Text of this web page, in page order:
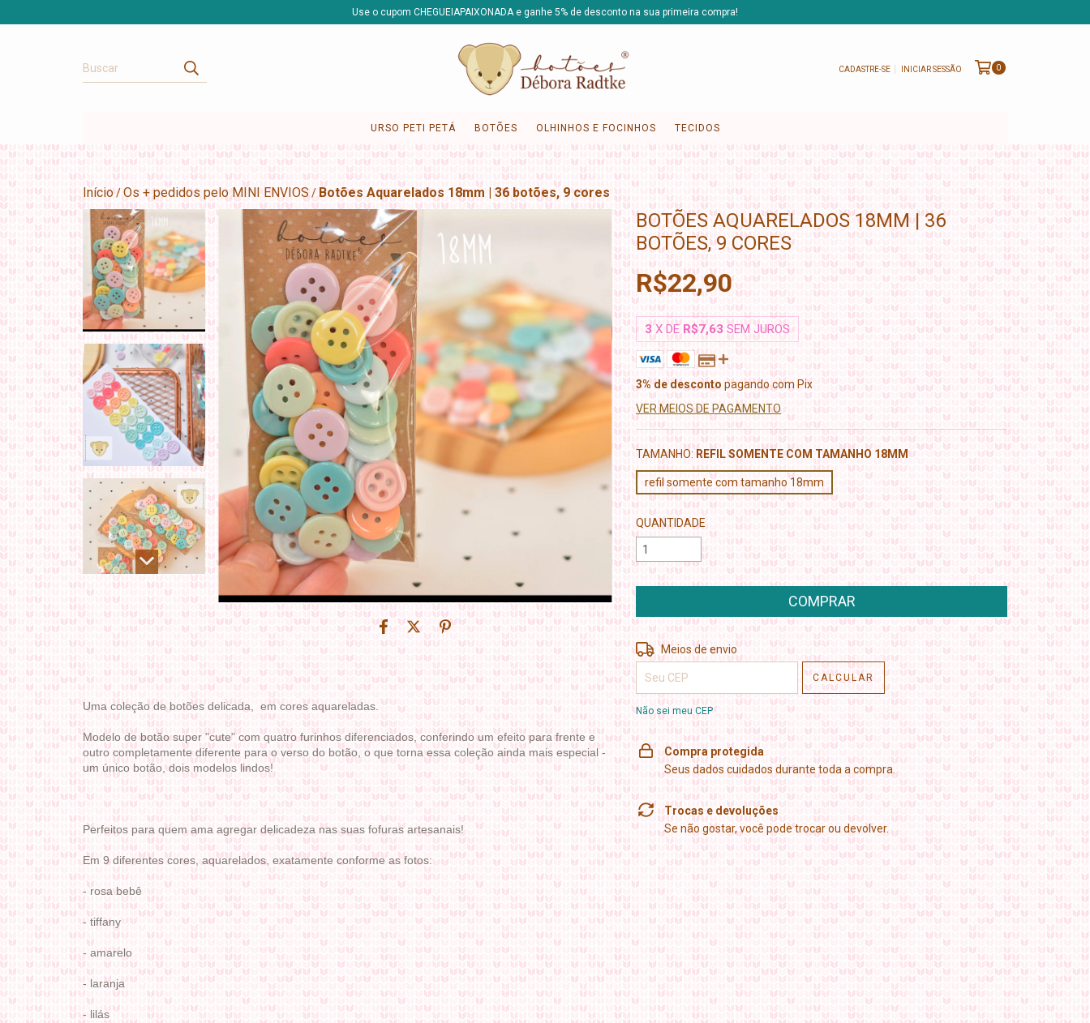
Use o cupom CHEGUEIAPAIXONADA e ganhe 5% de desconto na sua primeira compra!
CADASTRE-SE INICIAR SESSÃO 0
URSO PETI PETÁ BOTÕES OLHINHOS E FOCINHOS TECIDOS
Início/Os + pedidos pelo MINI ENVIOS/ Botões Aquarelados 18mm | 36 botões, 9 cores
Uma coleção de botões delicada, em cores aquareladas.
Modelo de botão super "cute" com quatro furinhos diferenciados, conferindo um efeito para frente e
outro completamente diferente para o verso do botão, o que torna essa coleção ainda mais especial -
um único botão, dois modelos lindos!
Perfeitos para quem ama agregar delicadeza nas suas fofuras artesanais!
Em 9 diferentes cores, aquarelados, exatamente conforme as fotos:
- rosa bebê
- tiffany
- amarelo
- laranja
- lilás
BOTÕES AQUARELADOS 18MM | 36
BOTÕES, 9 CORES
R$22,90
3 X DER$7,63 SEM JUROS
3% de desconto pagando com Pix
VER MEIOS DE PAGAMENTO
TAMANHO: REFIL SOMENTE COM TAMANHO 18MM
refil somente com tamanho 18mm
QUANTIDADE
Entregas para o CEP: ALTERAR CEP
Meios de envio
CALCULAR
Não sei meu CEP
Compra protegida
Seus dados cuidados durante toda a compra.
Trocas e devoluções
Se não gostar, você pode trocar ou devolver.